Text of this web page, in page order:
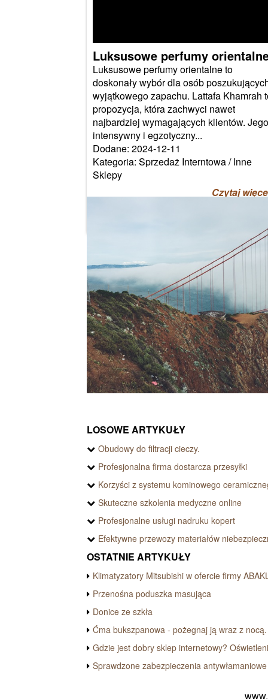
Luksusowe perfumy
Luksusowe perfumy orientalne to
doskonały wybór dla osób
wyjątkowego zapachu. Lattafa Khamrah
propozycja, która zachwyci nawet
najbardziej wymagających klientów. Jego
intensywny i egzotyczny...
Dodane: 2024-12-11
Kategoria: Sprzedaż Interntowa / Inne
Sklepy
Czytaj
LOSOWE ARTYKUŁY
Obudowy do filtracji cieczy.
Profesjonalna firma dostarcza przesyłki
Korzyści z systemu kominowego
Skuteczne szkolenia medyczne online
Profesjonalne usługi nadruku kopert
Efektywne przewozy materiałów
OSTATNIE ARTYKUŁY
Klimatyzatory Mitsubishi w ofercie firmy
Przenośna poduszka masująca
Donice ze szkła
Ćma bukszpanowa - pożegnaj ją wraz z nocą.
Gdzie jest dobry sklep internetowy?
Sprawdzone zabezpieczenia